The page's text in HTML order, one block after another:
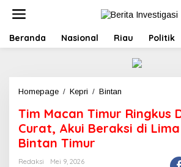
t
Beranda Nasional Riau Politik
Homepage / Kepri / Bintan
m
M
a
Tim Macan Timur Ringkus
Curat, Akui Beraksi di
Bintan Timur
Redaksi
Mei 9, 2026